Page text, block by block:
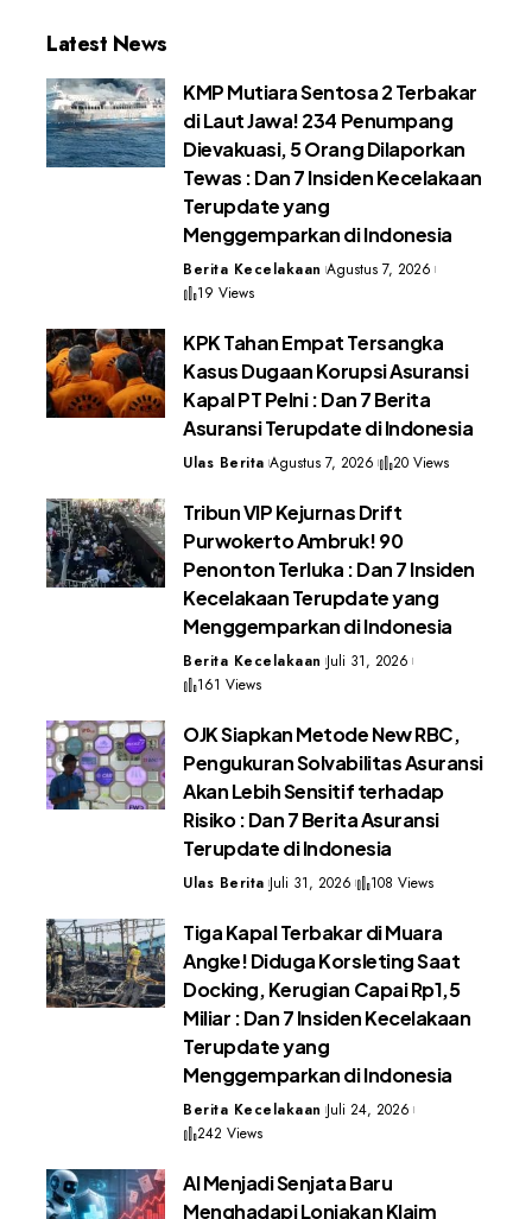
Latest News
KMP Mutiara Sentosa 2 Terbakar
di Laut Jawa! 234 Penumpang
Dievakuasi, 5 Orang Dilaporkan
Tewas : Dan 7 Insiden Kecelakaan
Terupdate yang
Menggemparkan di Indonesia
Berita Kecelakaan Agustus 7, 2026
19 Views
KPK Tahan Empat Tersangka
Kasus Dugaan Korupsi Asuransi
Kapal PT Pelni : Dan 7 Berita
Asuransi Terupdate di Indonesia
Ulas Berita Agustus 7, 2026 20 Views
Tribun VIP Kejurnas Drift
Purwokerto Ambruk! 90
Penonton Terluka : Dan 7 Insiden
Kecelakaan Terupdate yang
Menggemparkan di Indonesia
Berita Kecelakaan Juli 31, 2026
161 Views
OJK Siapkan Metode New RBC,
Pengukuran Solvabilitas Asuransi
Akan Lebih Sensitif terhadap
Risiko : Dan 7 Berita Asuransi
Terupdate di Indonesia
Ulas Berita Juli 31, 2026 108 Views
Tiga Kapal Terbakar di Muara
Angke! Diduga Korsleting Saat
Docking, Kerugian Capai Rp1,5
Miliar : Dan 7 Insiden Kecelakaan
Terupdate yang
Menggemparkan di Indonesia
Berita Kecelakaan Juli 24, 2026
242 Views
AI Menjadi Senjata Baru
Menghadapi Lonjakan Klaim